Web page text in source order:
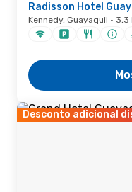
Radisson Hotel
Kennedy, Guayaquil ·
Desconto adicional